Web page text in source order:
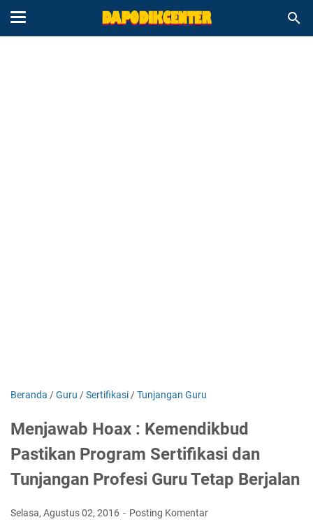
Beranda /Guru /Sertifikasi /Tunjangan Guru
Menjawab Hoax : Kemendikbud
Pastikan Program Sertifikasi dan
Tunjangan Profesi Guru Tetap Berjalan
Selasa, Agustus 02, 2016 Posting Komentar